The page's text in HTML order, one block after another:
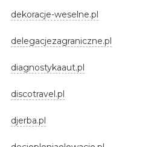
dekoracje-weselne.pl
delegacjezagraniczne.pl
diagnostykaaut.pl
discotravel.pl
djerba.pl